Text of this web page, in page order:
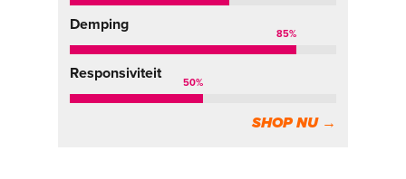
Demping
85%
Responsiviteit
50%
SHOP NU →